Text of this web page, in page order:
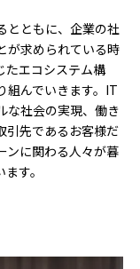
とともに、企業の社
が求められている時
たエコシステム構
組んでいきます。IT
な社会の実現、働き
引先であるお客様だ
ンに関わる人々が暮
す。